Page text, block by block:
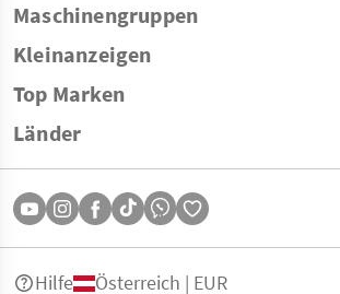
Maschinengruppen
Kleinanzeigen
Top Marken
Länder
Hilfe Österreich | EUR